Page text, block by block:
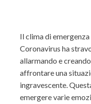
Il clima di
Coronavirus ha
allarmando e
affrontare una
ingravescente.
emergere varie